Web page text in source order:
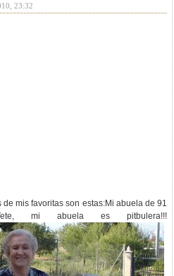
23:32
mis favoritas son estas:Mi abuela de 91
mi abuela es pitbulera!!!